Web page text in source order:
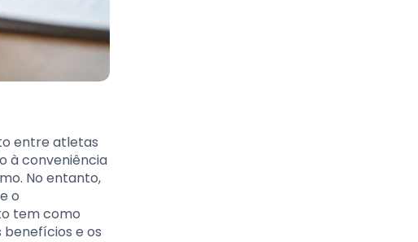
entre atletas
à conveniência
No entanto,
o
tem como
e os